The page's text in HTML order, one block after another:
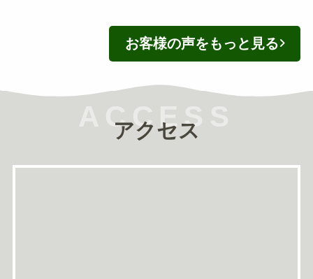
お客様の声をもっと見る
アクセス
ACCESS